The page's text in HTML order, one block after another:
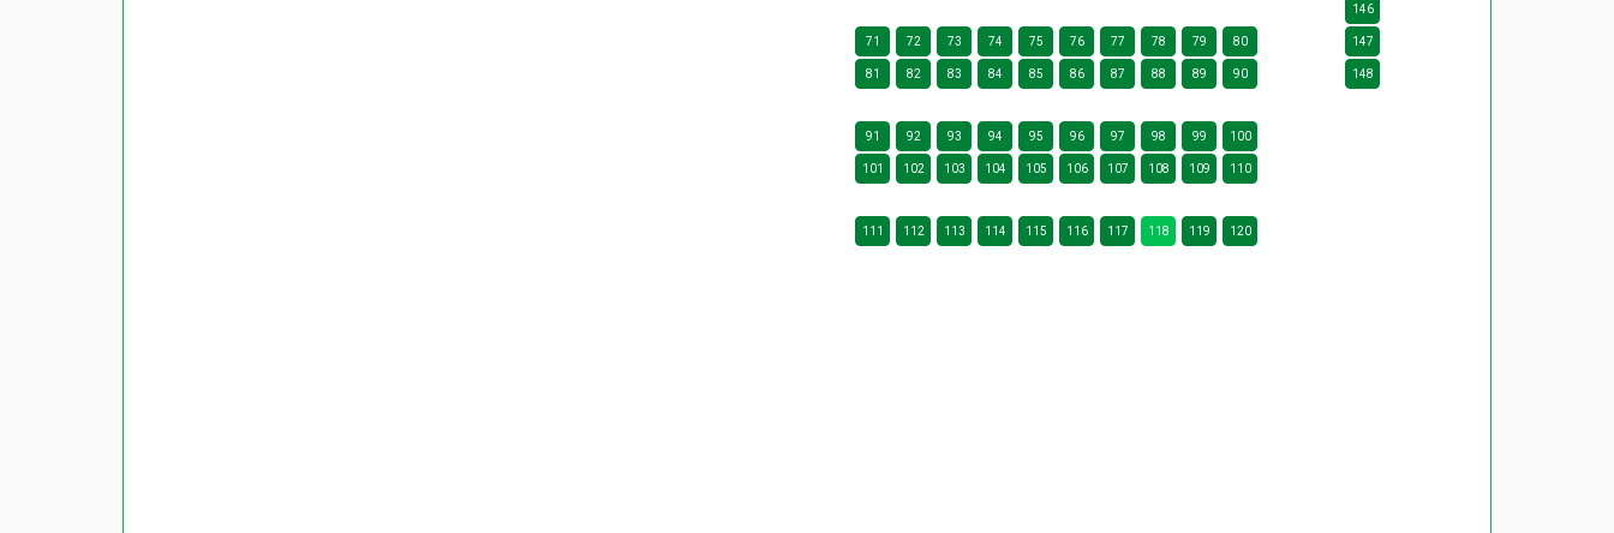
146
71 72 73 74 75 76 77 78 79 80 147
81 82 83 84 85 86 87 88 89 90 148
91 92 93 94 95 96 97 98 99 100
101 102 103 104 105 106 107 108 109 110
111 112 113 114 115 116 117 118 119 120